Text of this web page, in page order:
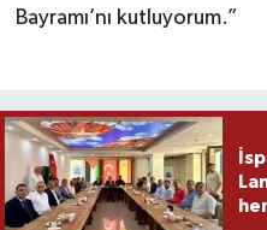
Bayramı’nı kutluyorum.”